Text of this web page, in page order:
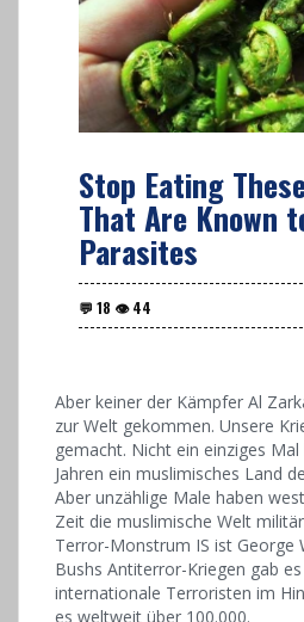
Stop Eating
That Are Known
Parasites
Aber keiner der Kämpfer Al
zur Welt gekommen. Unsere
gemacht. Nicht ein einziges
Jahren ein muslimisches Land
Aber unzählige Male haben
Zeit die muslimische Welt
Terror-Monstrum IS ist George
Bushs Antiterror-Kriegen gab
internationale Terroristen im
es weltweit über 100.000.